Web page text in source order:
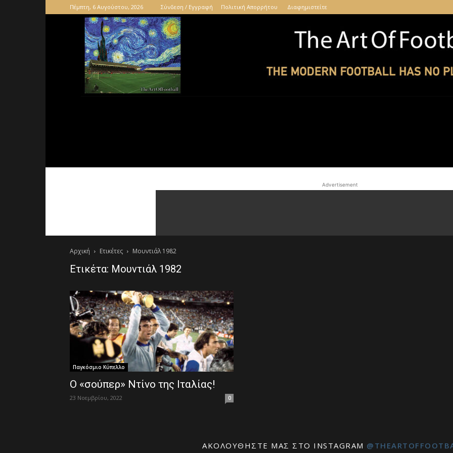
Πέμπτη, 6 Αυγούστου, 2026 Σύνδεση / Εγγραφή Πολιτική Απορρήτου Διαφημιστείτε
Advertisement
Αρχική Ετικέτες Μουντιάλ 1982
Ετικέτα: Μουντιάλ 1982
Παγκόσμιο Κύπελλο
Ο «σούπερ» Ντίνο της Ιταλίας!
23 Νοεμβρίου, 2022 0
ΑΚΟΛΟΥΘΉΣΤΕ ΜΑΣ ΣΤΟ INSTAGRAM